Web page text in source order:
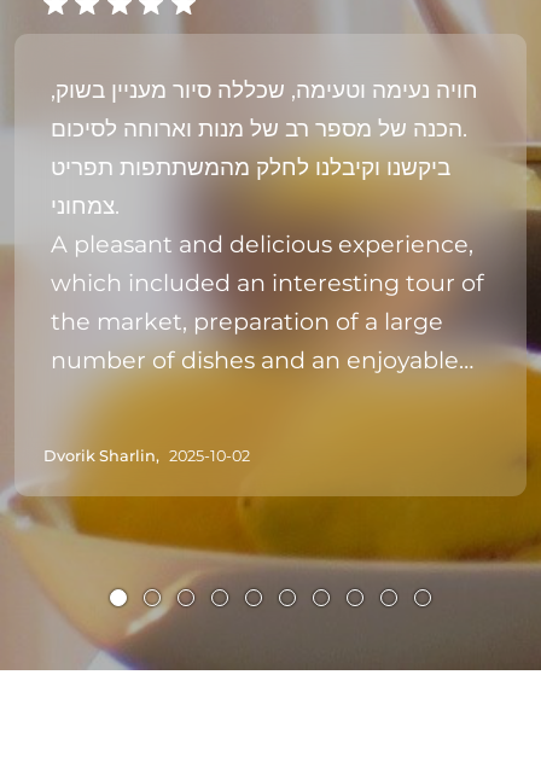
חויה נעימה וטעימה, שכללה סיור מעניין בשוק,
הכנה של מספר רב של מנות וארוחה לסיכום.
ביקשנו וקיבלנו לחלק מהמשתתפות תפריט
צמחוני.
A pleasant and delicious experience,
which included an interesting tour of
the market, preparation of a large
number of dishes and an enjoyable
meal. We requested and received a
Dvorik Sharlin, 2025-10-02